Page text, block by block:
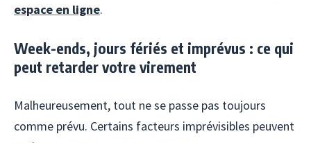
espace en ligne.
Week-ends, jours fériés et imprévus : ce qui
peut retarder votre virement
Malheureusement, tout ne se passe pas toujours
comme prévu. Certains facteurs imprévisibles peuvent